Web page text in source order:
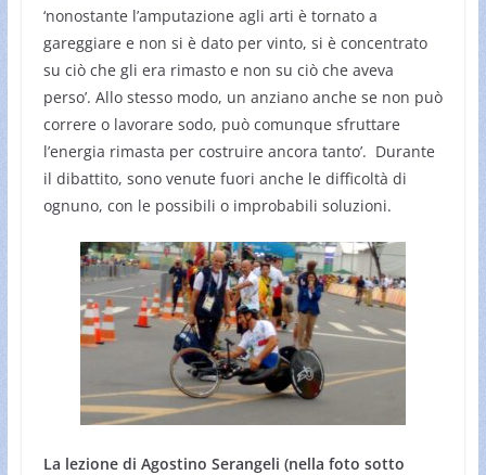
‘nonostante l’amputazione agli arti è tornato a
gareggiare e non si è dato per vinto, si è concentrato
su ciò che gli era rimasto e non su ciò che aveva
perso’. Allo stesso modo, un anziano anche se non può
correre o lavorare sodo, può comunque sfruttare
l’energia rimasta per costruire ancora tanto’. Durante
il dibattito, sono venute fuori anche le difficoltà di
ognuno, con le possibili o improbabili soluzioni.
La lezione di Agostino Serangeli (nella foto sotto